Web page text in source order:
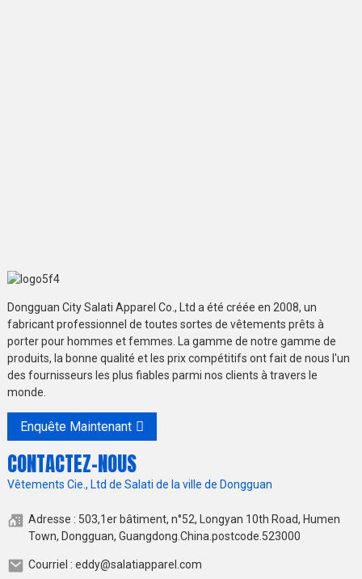
Dongguan City Salati Apparel Co., Ltd a été créée en 2008, un
fabricant professionnel de toutes sortes de vêtements prêts à
porter pour hommes et femmes. La gamme de notre gamme de
produits, la bonne qualité et les prix compétitifs ont fait de nous l'un
des fournisseurs les plus fiables parmi nos clients à travers le
monde.
Enquête Maintenant
CONTACTEZ-NOUS
Vêtements Cie., Ltd de Salati de la ville de Dongguan
Adresse : 503,1er bâtiment, n°52, Longyan 10th Road, Humen
Town, Dongguan, Guangdong.China.postcode.523000
Courriel : eddy@salatiapparel.com